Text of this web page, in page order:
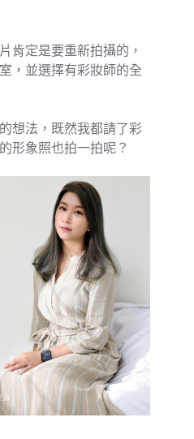
肯定是要重新拍攝的，
，並選擇有彩妝師的全
想法，既然我都請了彩
形象照也拍一拍呢？